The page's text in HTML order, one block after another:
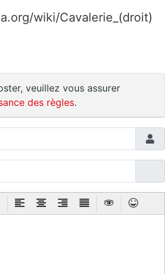
wiki/Cavalerie_(droit)
veuillez vous assurer
des règles.